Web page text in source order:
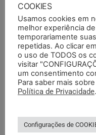
Tags auxilio saude
ANTERIORES
Transposição:
deve debater com
governo decreto que
institui Comissão
COOKIES
Usamos cookies em
melhor experiência
temporariamente
repetidas. Ao clicar
o uso de TODOS os
visitar
um consentimento
Para saber mais
Política de Privacidade.
Configurações de